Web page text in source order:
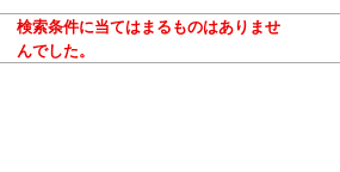
検索条件に当てはまるものはありませ
んでした。